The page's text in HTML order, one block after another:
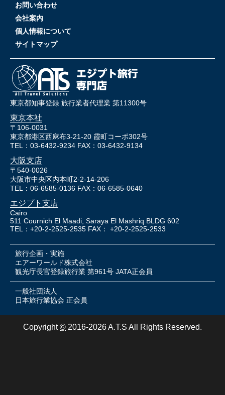
お問い合わせ
会社案内
個人情報について
サイトマップ
東京都知事登録 旅行業者代理業 第11300号
東京本社
〒106-0031
東京都港区西麻布3-21-20 霞町コーポ302号
TEL：03-6432-9234 FAX：03-6432-9134
大阪支店
〒540-0026
大阪市中央区内本町2-2-14-206
TEL：06-6585-0136 FAX：06-6585-0640
エジプト支店
Cairo
511 Cournich El Maadi, Saraya El Mashriq BLDG 602
TEL：+20-2-2525-2535 FAX： +20-2-2525-2533
旅行企画・実施
エアーワールド株式会社
観光庁長官登録旅行業 第961号 JATA正会員
一般社団法人
日本旅行業協会 正会員
Copyright© 2016-2026 A.T.S All Rights Reserved.